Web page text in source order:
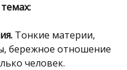
Тонкие материи,
бережное отношение
человек.